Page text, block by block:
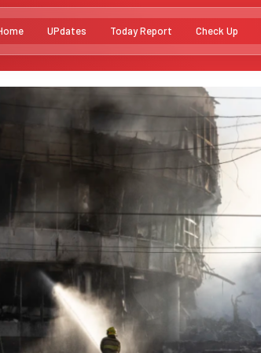
UPdates Today Report Check Up